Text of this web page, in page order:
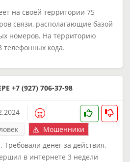
на своей территории 75
связи, располагающие базой
номеров. На территорию
телефонных кода.
+7 (927) 706-37-98
Мошенники
денег за действия,
в интернете 3 недели